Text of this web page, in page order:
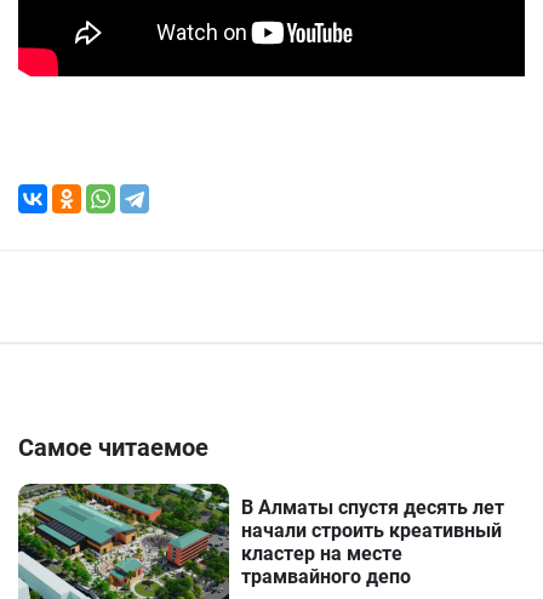
Самое читаемое
В Алматы спустя десять лет
начали строить креативный
кластер на месте
трамвайного депо